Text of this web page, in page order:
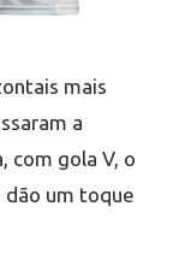
mais
a
com gola V, o
um toque